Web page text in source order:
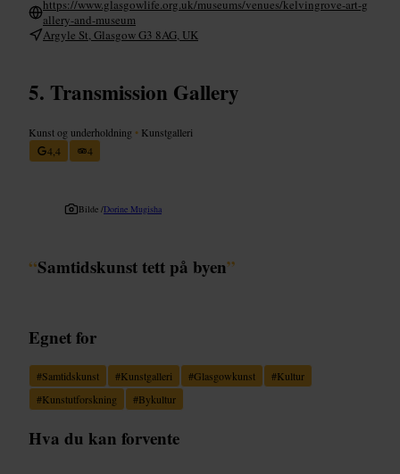
https://www.glasgowlife.org.uk/museums/venues/kelvingrove-art-g
allery-and-museum
Argyle St, Glasgow G3 8AG, UK
Transmission Gallery
Kunst og underholdning • Kunstgalleri
4,4
4
Bilde /Dorine Mugisha
“Samtidskunst tett på byen”
Egnet for
#Samtidskunst #Kunstgalleri #Glasgowkunst #Kultur
#Kunstutforskning #Bykultur
Hva du kan forvente